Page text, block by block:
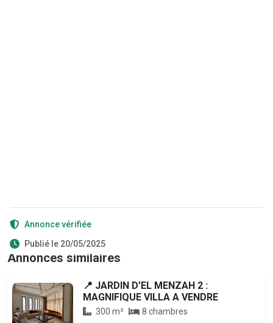
Annonce vérifiée
Publié le 20/05/2025
Annonces similaires
📍 JARDIN D’EL MENZAH 2 :
MAGNIFIQUE VILLA A VENDRE
300 m² 8 chambres